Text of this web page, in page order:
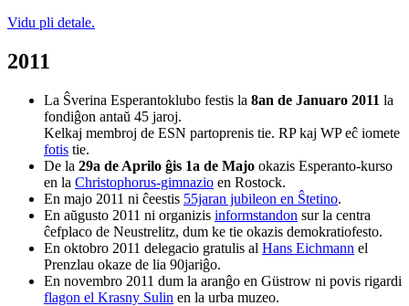
Vidu pli detale.
2011
La Ŝverina Esperantoklubo festis la 8an de Januaro 2011 la
fondiĝon antaŭ 45 jaroj.
Kelkaj membroj de ESN partoprenis tie. RP kaj WP eĉ iomete
fotis tie.
De la 29a de Aprilo ĝis 1a de Majo okazis Esperanto-kurso
en la Christophorus-gimnazio en Rostock.
En majo 2011 ni ĉeestis 55jaran jubileon en Ŝtetino.
En aŭgusto 2011 ni organizis informstandon sur la centra
ĉefplaco de Neustrelitz, dum ke tie okazis demokratiofesto.
En oktobro 2011 delegacio gratulis al Hans Eichmann el
Prenzlau okaze de lia 90jariĝo.
En novembro 2011 dum la aranĝo en Güstrow ni povis rigardi
flagon el Krasny Sulin en la urba muzeo.